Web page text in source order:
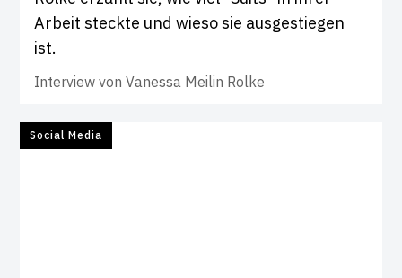
Arbeit steckte und wieso sie ausgestiegen
ist.
Interview von Vanessa Meilin Rolke
Social Media